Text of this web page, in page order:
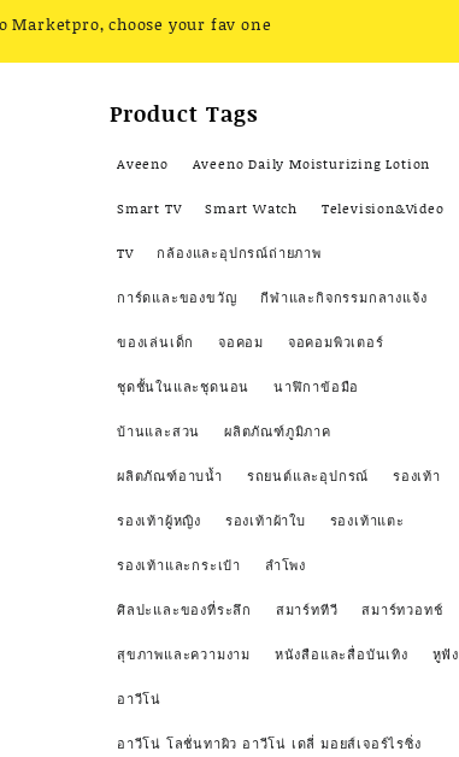
Marketpro, choose your fav one
Product Tags
Aveeno Aveeno Daily Moisturizing Lotion
Smart TV Smart Watch Television&Video
TV กล้องและอุปกรณ์ถ่ายภาพ
การ์ดและของขวัญ กีฬาและกิจกรรมกลางแจ้ง
ของเล่นเด็ก จอคอม จอคอมพิวเตอร์
ชุดชั้นในและชุดนอน นาฬิกาข้อมือ
บ้านและสวน ผลิตภัณฑ์ภูมิภาค
ผลิตภัณฑ์อาบน้ำ รถยนต์และอุปกรณ์ รองเท้า
รองเท้าผู้หญิง รองเท้าผ้าใบ รองเท้าแตะ
รองเท้าและกระเป๋า ลำโพง
ศิลปะและของที่ระลึก สมาร์ททีวี สมาร์ทวอทช์
สุขภาพและความงาม หนังสือและสื่อบันเทิง หูฟัง
อาวีโน่
อาวีโน่ โลชั่นทาผิว อาวีโน่ เดลี่ มอยส์เจอร์ไรซิ่ง